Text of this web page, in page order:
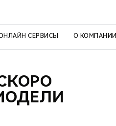
СЕРВИСЫ О КОМПАНИИ